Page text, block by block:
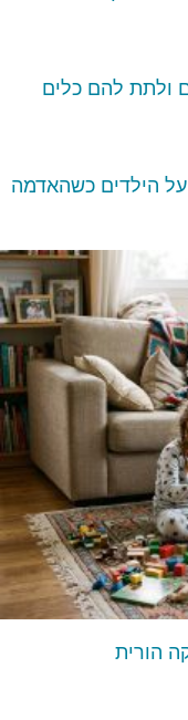
ולתת להם כלים
הילדים כשהאדמה
הורית